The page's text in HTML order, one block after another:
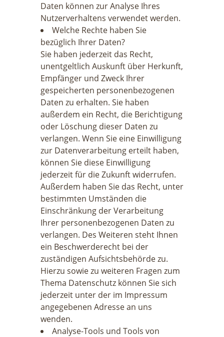
Daten können zur Analyse Ihres
Nutzerverhaltens verwendet werden.
Welche Rechte haben Sie
bezüglich Ihrer Daten?
Sie haben jederzeit das Recht,
unentgeltlich Auskunft über Herkunft,
Empfänger und Zweck Ihrer
gespeicherten personenbezogenen
Daten zu erhalten. Sie haben
außerdem ein Recht, die Berichtigung
oder Löschung dieser Daten zu
verlangen. Wenn Sie eine Einwilligung
zur Datenverarbeitung erteilt haben,
können Sie diese Einwilligung
jederzeit für die Zukunft widerrufen.
Außerdem haben Sie das Recht, unter
bestimmten Umständen die
Einschränkung der Verarbeitung
Ihrer personenbezogenen Daten zu
verlangen. Des Weiteren steht Ihnen
ein Beschwerderecht bei der
zuständigen Aufsichtsbehörde zu.
Hierzu sowie zu weiteren Fragen zum
Thema Datenschutz können Sie sich
jederzeit unter der im Impressum
angegebenen Adresse an uns
wenden.
Analyse-Tools und Tools von